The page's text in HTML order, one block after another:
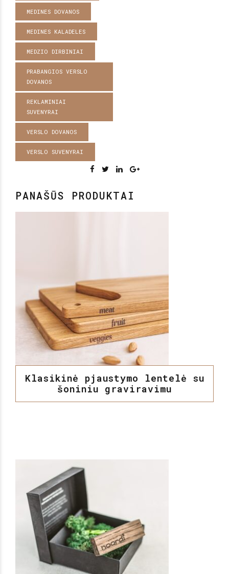
MEDINES DOVANOS
MEDINES KALADELES
MEDZIO DIRBINIAI
PRABANGIOS VERSLO
DOVANOS
REKLAMINIAI
SUVENYRAI
VERSLO DOVANOS
VERSLO SUVENYRAI
PANAŠŪS PRODUKTAI
Klasikinė pjaustymo lentelė su
šoniniu graviravimu